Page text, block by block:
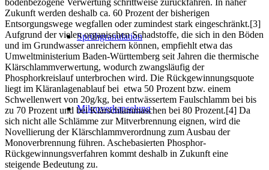
Sprühgranulation
Mikroverkapselung
Zukunft werden deshalb ca. 60 Prozent der bisherigen
Entsorgungswege wegfallen oder zumindest stark eingeschränkt.[3]
Aufgrund der vielen organischen Schadstoffe, die sich in den Böden
und im Grundwasser anreichern können, empfiehlt etwa das
Umweltministerium Baden-Württemberg seit Jahren die thermische
Klärschlammverwertung, wodurch zwangsläufig der
Phosphorkreislauf unterbrochen wird. Die Rückgewinnungsquote
liegt im Kläranlagenablauf bei etwa 50 Prozent bzw. einem
Schwellenwert von 20g/kg, bei entwässertem Faulschlamm bei bis
zu 70 Prozent und bei Klärschlammaschen bei 80 Prozent.[4] Da
sich nicht alle Schlämme zur Mitverbrennung eignen, wird die
Novellierung der Klärschlammverordnung zum Ausbau der
Monoverbrennung führen. Aschebasierten Phosphor-
Rückgewinnungsverfahren kommt deshalb in Zukunft eine
steigende Bedeutung zu.